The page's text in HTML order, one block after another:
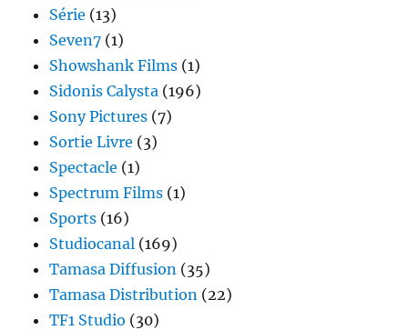
Série (13)
Seven7 (1)
Showshank Films (1)
Sidonis Calysta (196)
Sony Pictures (7)
Sortie Livre (3)
Spectacle (1)
Spectrum Films (1)
Sports (16)
Studiocanal (169)
Tamasa Diffusion (35)
Tamasa Distribution (22)
TF1 Studio (30)